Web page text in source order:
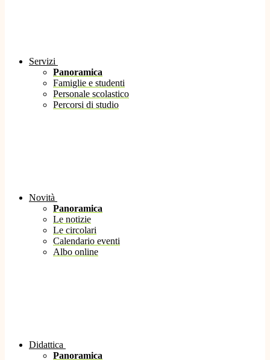
Servizi
Panoramica
Famiglie e studenti
Personale scolastico
Percorsi di studio
Novità
Panoramica
Le notizie
Le circolari
Calendario eventi
Albo online
Didattica
Panoramica